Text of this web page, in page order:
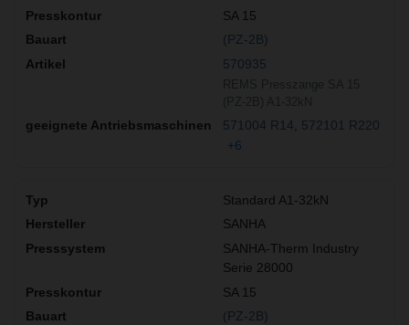
SA 15
(PZ-2B)
570935
571004 R14
572101 R220
+6
Standard A1-32kN
SANHA
SANHA-Therm Industry
Serie 28000
SA 15
(PZ-2B)